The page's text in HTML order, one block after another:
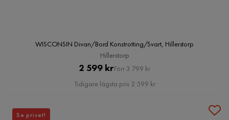
WISCONSIN Divan/Bord Konstrotting/Svart, Hillerstorp
Hillerstorp
Pris
2 599 krOriginal
Pris
Förr 3 799 kr
Tidigare lägsta pris 2 599 kr
Se priset!